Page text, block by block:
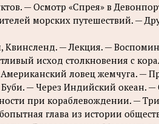
— Осмотр «Спрея» в
морских путешествий. —
Квинсленд. — Лекция. —
исход столкновения с
ловец жемчуга. —
— Через Индийский океан. —
при кораблевождении. —
глава из истории